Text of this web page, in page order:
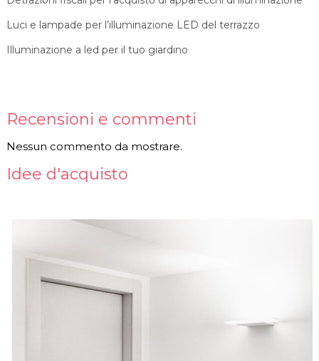
Luci e lampade per l’illuminazione LED del terrazzo
Illuminazione a led per il tuo giardino
Recensioni e commenti
Nessun commento da mostrare.
Idee d'acquisto